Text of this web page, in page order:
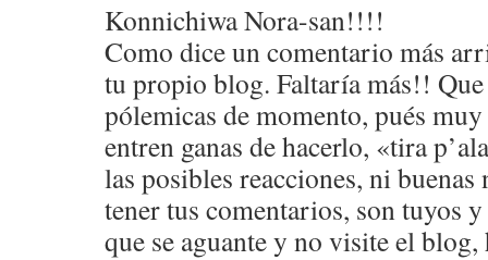
Konnichiwa Nora-san!!!!
Como dice un comentario más
tu propio blog. Faltaría más!!
pólemicas de momento, pués
entren ganas de hacerlo, «tira
las posibles reacciones, ni buenas
tener tus comentarios, son tuyos
que se aguante y no visite el